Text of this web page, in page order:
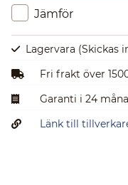
Jämför
Lagervara (Skickas
Fri frakt över
Garanti i 24
Länk till